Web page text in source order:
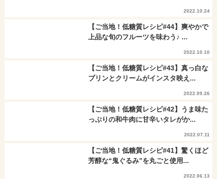
2022.10.24
【ご当地！低糖質レシピ#44】爽やかで
上品な旬のフルーツを味わう♪ ...
2022.10.10
【ご当地！低糖質レシピ#43】真っ白な
プリンとクリームがインスタ映え...
2022.09.26
【ご当地！低糖質レシピ#42】うま味た
っぷりの和牛肉に甘辛いタレがか...
2022.07.11
【ご当地！低糖質レシピ#41】驚くほど
芳醇な“鬼ぐるみ”を丸ごと使用...
2022.06.13